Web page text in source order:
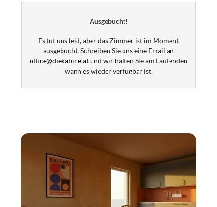
aber so oder sehr ähnlich und wahrscheinlich noch viel
Ausgebucht!
Es tut uns leid, aber das Zimmer ist im Moment
ausgebucht. Schreiben Sie uns eine Email an
office@diekabine.atund wir halten Sie am Laufenden
wann es wieder verfügbar ist.